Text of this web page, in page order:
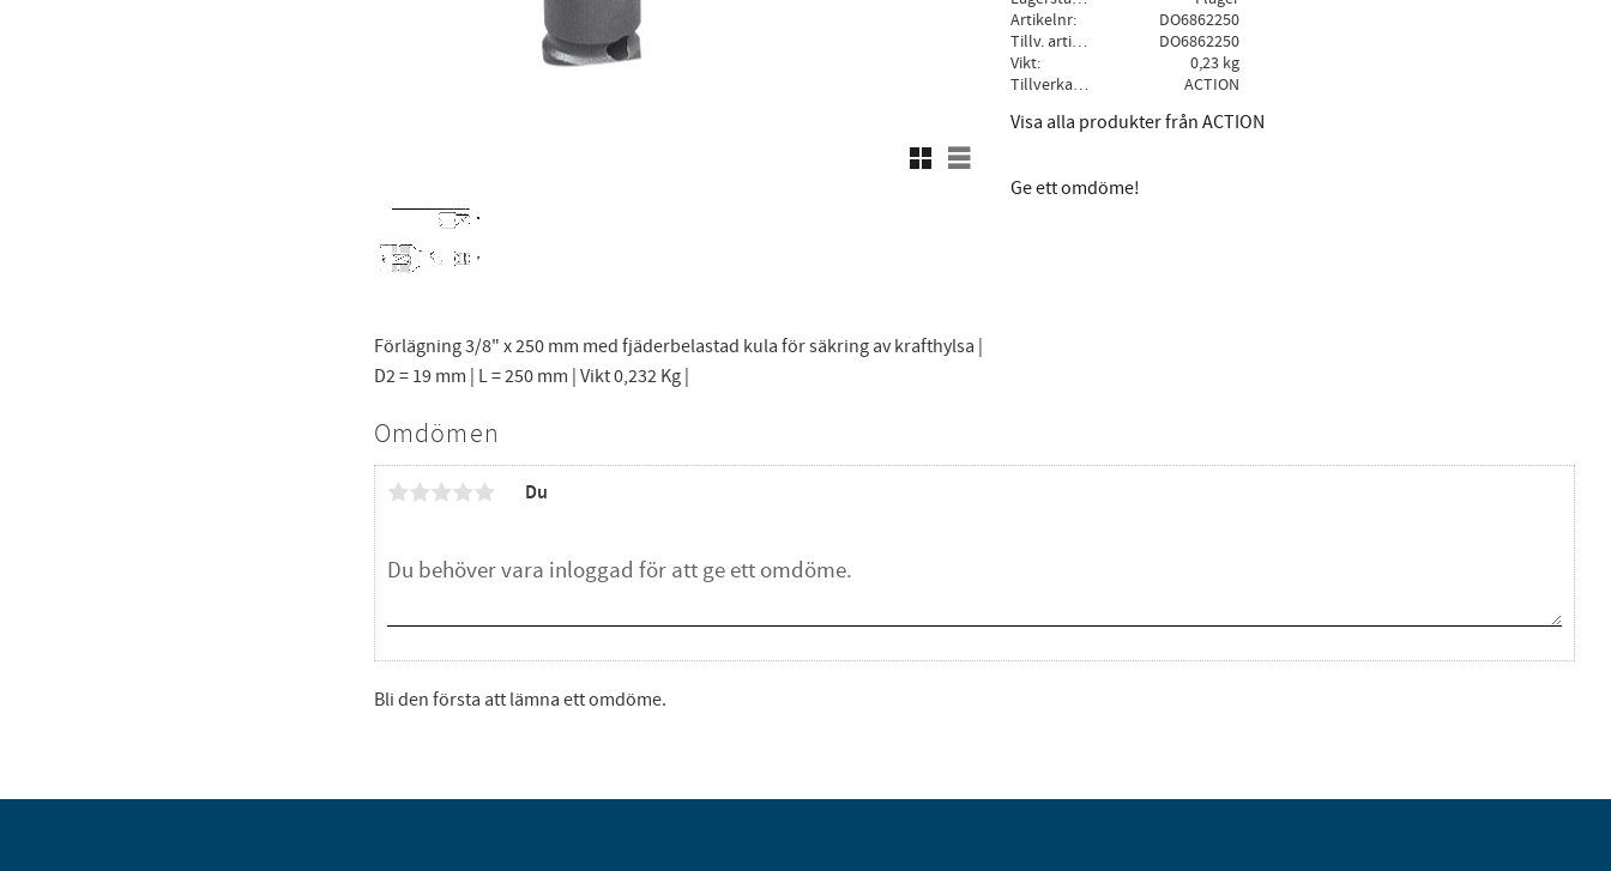
Rutnätsvy
Listvy
Artikelnr
DO6862250
Tillv. artikelnr
DO6862250
Vikt
0,23 kg
Tillverkare
ACTION
Visa alla produkter från ACTION
Ge ett omdöme!
Förlägning 3/8" x 250 mm med fjäderbelastad kula för säkring av krafthylsa |
D2 = 19 mm | L = 250 mm | Vikt 0,232 Kg |
Omdömen
Du
Bli den första att lämna ett omdöme.